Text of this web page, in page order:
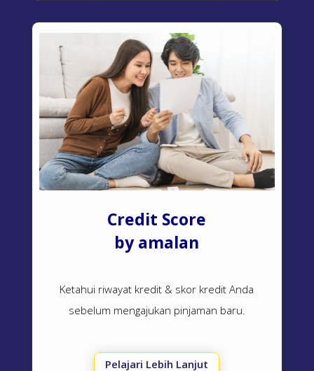
Credit Score
by amalan
Ketahui riwayat kredit & skor kredit Anda
sebelum mengajukan pinjaman baru.
Pelajari Lebih Lanjut